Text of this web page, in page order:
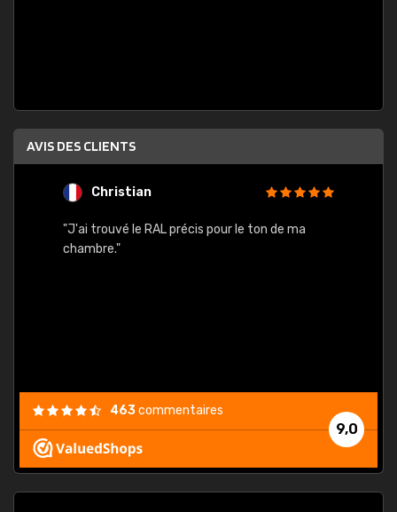
AVIS DES CLIENTS
Christian
"J'ai trouvé le RAL précis pour le ton de ma
chambre."
9,0
463commentaires